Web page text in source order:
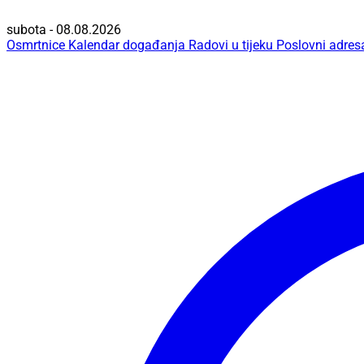
subota - 08.08.2026
Osmrtnice Kalendar događanja Radovi u tijeku Poslovni